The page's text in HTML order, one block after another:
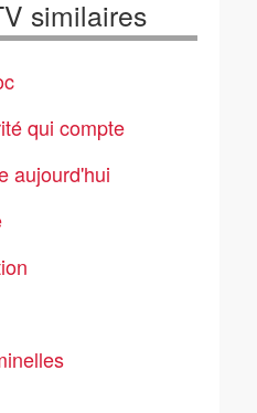
similaires
qui compte
aujourd'hui